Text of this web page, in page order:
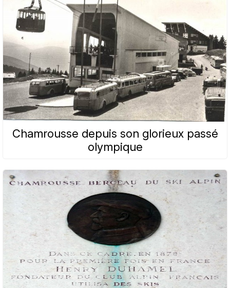
Chamrousse depuis son glorieux passé
olympique